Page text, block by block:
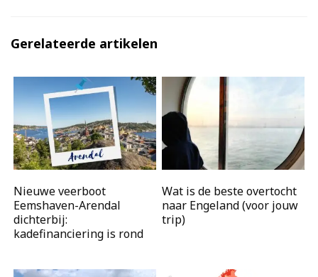
Gerelateerde artikelen
Nieuwe veerboot
Eemshaven-Arendal
dichterbij:
kadefinanciering is rond
Wat is de beste overtocht
naar Engeland (voor jouw
trip)